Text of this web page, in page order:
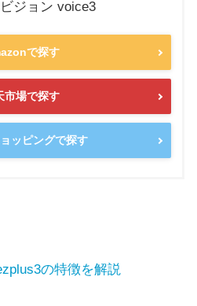
ジョン voice3
で探す
市場で探す
ッピングで探す
の特徴を解説